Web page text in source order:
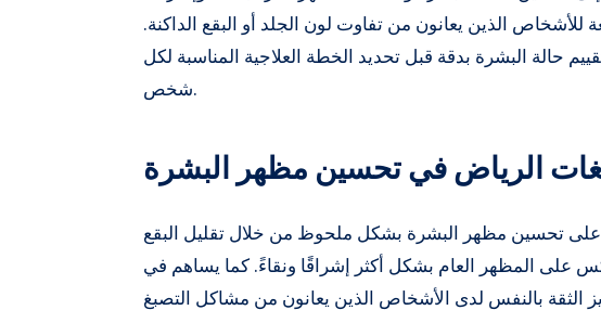
Whatsapp
للأشخاص الذين يعانون من تفاوت لون الجلد أو البقع الداكنة.
حالة البشرة بدقة قبل تحديد الخطة العلاجية المناسبة لكل
شخص.
الرياض في تحسين مظهر البشرة
على تحسين مظهر البشرة بشكل ملحوظ من خلال تقليل البقع
على المظهر العام بشكل أكثر إشراقًا ونقاءً. كما يساهم في